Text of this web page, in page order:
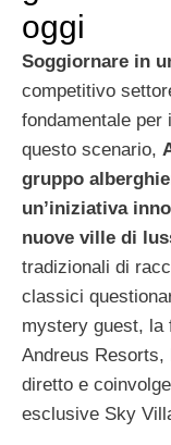
oggi
Soggiornare in
competitivo
fondamentale
questo scenario,
gruppo
un’iniziativa
nuove ville di
tradizionali di
classici
mystery guest, la
Andreus Resorts,
diretto e
esclusive Sky